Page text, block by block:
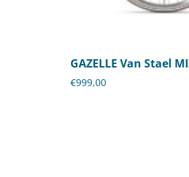
GAZELLE Van Stael
€999,00